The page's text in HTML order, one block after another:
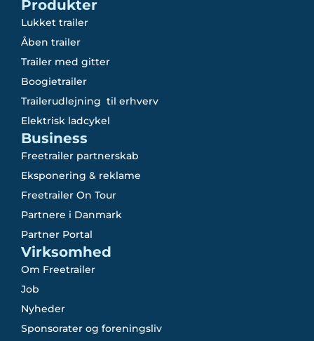
Produkter
Lukket trailer
Åben trailer
Trailer med gitter
Boogietrailer
Trailerudlejning til erhverv
Elektrisk ladcykel
Business
Freetrailer partnerskab
Eksponering & reklame
Freetrailer On Tour
Partnere i Danmark
Partner Portal
Virksomhed
Om Freetrailer
Job
Nyheder
Sponsorater og foreningsliv